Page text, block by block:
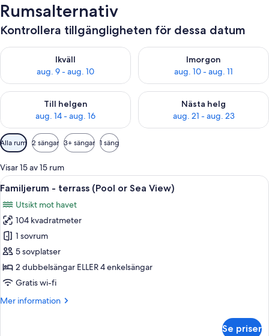
Rumsalternativ
Kontrollera tillgängligheten för dessa datum
Ikväll
aug. 9 - aug. 10
Kontrollera tillgängligheten för ikväll aug. 9 - aug. 10
Imorgon
aug. 10 - aug. 11
Kontrollera tillgängligheten
Till helgen
aug. 14 - aug. 16
Kontrollera tillgängligheten för den här helgen aug. 14 - aug.
Nästa helg
aug. 21 - aug. 23
Kontrollera tillgängligheten
Tillgängliga
filter
för
rum
Alla rum 2 sängar 3+ sängar 1 säng
Visar 15 av 15 rum
Öppna
alla
foton
för
Familjerum
-
terrass
(Pool
Sea
Ett hotellområde med en pool,
16
Familjerum - terrass (Pool or Sea View)
Utsikt mot havet
104 kvadratmeter
1 sovrum
5 sovplatser
2 dubbelsängar ELLER 4 enkelsängar
Gratis wi-fi
Mer information
Mer
Se priser